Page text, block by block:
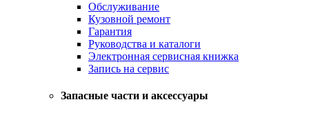
Обслуживание
Кузовной ремонт
Гарантия
Руководства и каталоги
Электронная сервисная книжка
Запись на сервис
Запасные части и аксессуары